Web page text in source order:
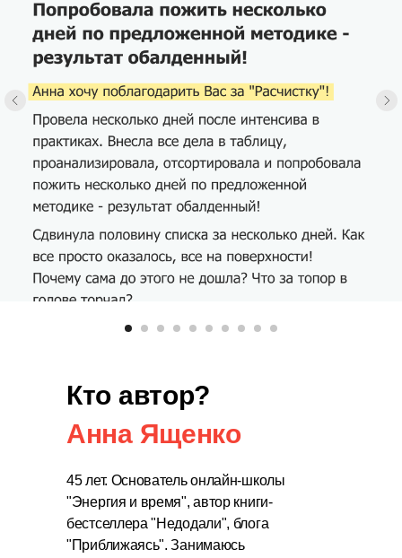
Кто автор?
Анна Ященко
45 лет. Основатель онлайн-школы
"Энергия и время", автор книги-
бестселлера "Недодали", блога
"Приближаясь". Занимаюсь